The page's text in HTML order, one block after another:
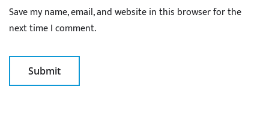
Save my name, email, and website in this browser for the
next time I comment.